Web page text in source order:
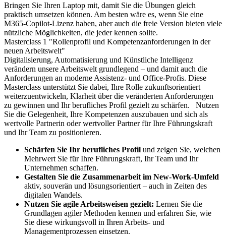
Bringen Sie Ihren Laptop mit, damit Sie die Übungen gleich
praktisch umsetzen können. Am besten wäre es, wenn Sie eine
M365-Copilot-Lizenz haben, aber auch die freie Version bieten viele
nützliche Möglichkeiten, die jeder kennen sollte.
Masterclass 1 "Rollenprofil und Kompetenzanforderungen in der
neuen Arbeitswelt"
Digitalisierung, Automatisierung und Künstliche Intelligenz
verändern unsere Arbeitswelt grundlegend – und damit auch die
Anforderungen an moderne Assistenz- und Office-Profis. Diese
Masterclass unterstützt Sie dabei, Ihre Rolle zukunftsorientiert
weiterzuentwickeln, Klarheit über die veränderten Anforderungen
zu gewinnen und Ihr berufliches Profil gezielt zu schärfen.
Nutzen
Sie die Gelegenheit, Ihre Kompetenzen auszubauen und sich als
wertvolle Partnerin oder wertvoller Partner für Ihre Führungskraft
und Ihr Team zu positionieren.
Schärfen Sie Ihr berufliches Profil und zeigen Sie, welchen
Mehrwert Sie für Ihre Führungskraft, Ihr Team und Ihr
Unternehmen schaffen.
Gestalten Sie die Zusammenarbeit im New-Work-Umfeld
aktiv, souverän und lösungsorientiert – auch in Zeiten des
digitalen Wandels.
Nutzen Sie agile Arbeitsweisen gezielt: Lernen Sie die
Grundlagen agiler Methoden kennen und erfahren Sie, wie
Sie diese wirkungsvoll in Ihren Arbeits- und
Managementprozessen einsetzen.